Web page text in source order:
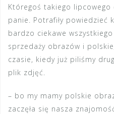
Któregoś takiego lipcowego
panie. Potrafiły powiedzieć
bardzo ciekawe
sprzedaży obrazów i
czasie, kiedy już piliśmy
plik zdjęć.
– bo my mamy polskie
zaczęła się nasza